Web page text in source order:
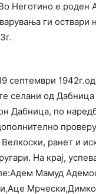
Неготино е роден
ги
септември
селани од
Дабница, по
ранет и
На крај,
Мамуд